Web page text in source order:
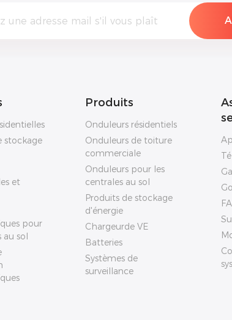
stockage
et
pour
au sol
Produits
Onduleurs résidentiels
Onduleurs de toiture
commerciale
Onduleurs pour les
centrales au sol
Produits de stockage
d'énergie
Chargeurde VE
Batteries
Systèmes de
surveillance